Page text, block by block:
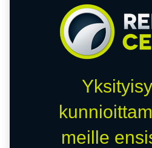
meille